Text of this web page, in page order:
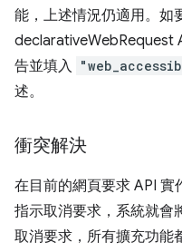
能，上述情況仍適用。如
declarativeWebRequest
告並填入
述。
衝突解決
在目前的網頁要求 API
指示取消要求，系統就會
取消要求，所有擴充功能